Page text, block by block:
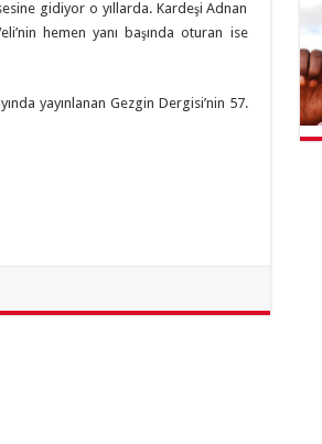
gidiyor o yıllarda. Kardeşi Adnan
hemen yanı başında oturan ise
yayınlanan Gezgin Dergisi’nin 57.